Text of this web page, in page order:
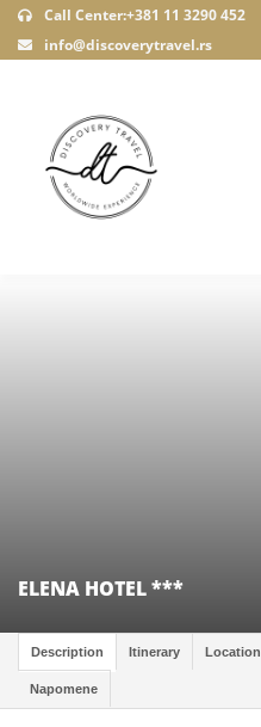
Call Center:+381 11 3290 452
info@discoverytravel.rs
ELENA HOTEL ***
Description Itinerary Location
Napomene